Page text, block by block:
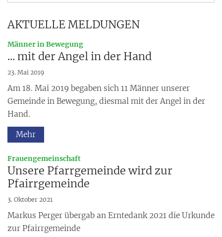
AKTUELLE MELDUNGEN
Männer in Bewegung:
... mit der Angel in der Hand
23. Mai 2019
Am 18. Mai 2019 begaben sich 11 Männer unserer
Gemeinde in Bewegung, diesmal mit der Angel in der
Hand.
Mehr
Frauengemeinschaft:
Unsere Pfarrgemeinde wird zur
Pfairrgemeinde
3. Oktober 2021
Markus Perger übergab an Erntedank 2021 die Urkunde
zur Pfairrgemeinde